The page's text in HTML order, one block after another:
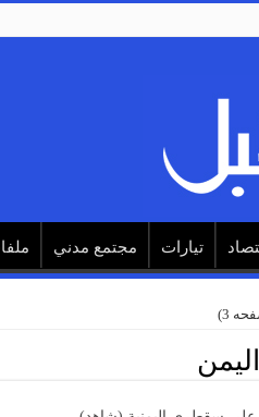
تيارات مجتمع مدني
3)